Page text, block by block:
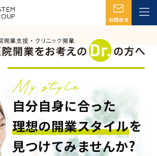
自分自身に合った
理想の開業スタイルを
見つけてみませんか?